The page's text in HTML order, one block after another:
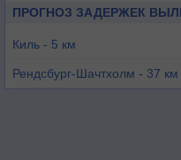
ПРОГНОЗ ЗАДЕРЖЕК
Киль - 5 км
Рендсбург-Шачтхолм - 37 км